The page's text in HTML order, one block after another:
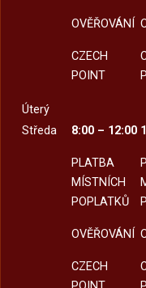
OVĚŘOVÁNÍ
CZECH
POINT
Úterý
Středa
8:00 – 12:00
PLATBA
MÍSTNÍCH
POPLATKŮ
OVĚŘOVÁNÍ
CZECH